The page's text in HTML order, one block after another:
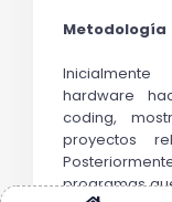
Metodología
hardware
coding,
proyectos
programas